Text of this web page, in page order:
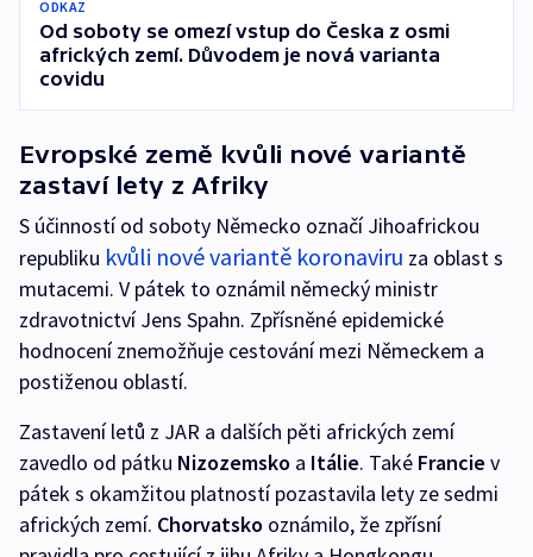
ODKAZ
Od soboty se omezí vstup do Česka z osmi
afrických zemí. Důvodem je nová varianta
covidu
Evropské země kvůli nové variantě
zastaví lety z Afriky
S účinností od soboty Německo označí Jihoafrickou
republiku kvůli nové variantě koronaviru za oblast s
mutacemi. V pátek to oznámil německý ministr
zdravotnictví Jens Spahn. Zpřísněné epidemické
hodnocení znemožňuje cestování mezi Německem a
postiženou oblastí.
Zastavení letů z JAR a dalších pěti afrických zemí
zavedlo od pátku Nizozemsko a Itálie. Také Francie v
pátek s okamžitou platností pozastavila lety ze sedmi
afrických zemí. Chorvatsko oznámilo, že zpřísní